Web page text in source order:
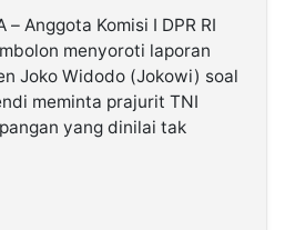
– Anggota Komisi I DPR RI
menyoroti laporan
Joko Widodo (Jokowi) soal
meminta prajurit TNI
yang dinilai tak